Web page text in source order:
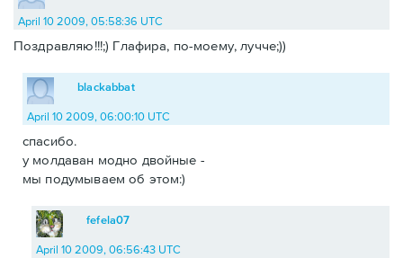
April 10 2009, 05:58:36 UTC
Поздравляю!!!;) Глафира, по-моему, лучче;))
blackabbat
April 10 2009, 06:00:10 UTC
спасибо.
у молдаван модно двойные -
мы подумываем об этом:)
fefela07
April 10 2009, 06:56:43 UTC